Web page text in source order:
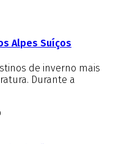
Alpes Suíços
de inverno mais
Durante a